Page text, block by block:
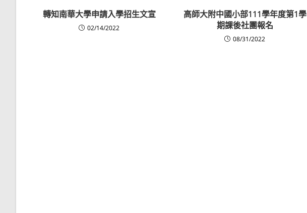
轉知南華大學申請入學招生文宣
02/14/2022
高師大附中國小部111學年度第1學
期課後社團報名
08/31/2022